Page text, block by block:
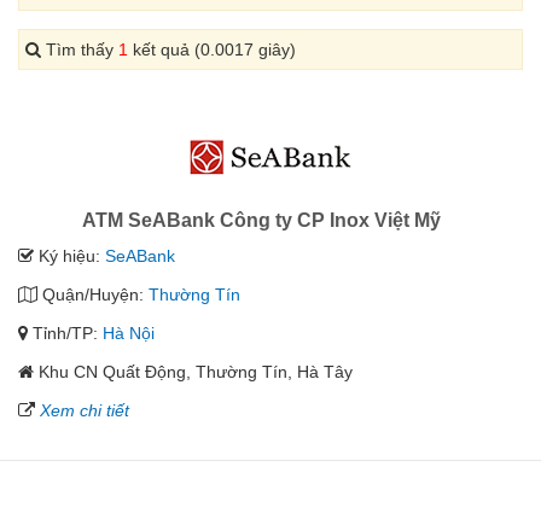
Tìm thấy 1 kết quả (0.0017 giây)
ATM SeABank Công ty CP Inox Việt Mỹ
Ký hiệu: SeABank
Quận/Huyện: Thường Tín
Tỉnh/TP: Hà Nội
Khu CN Quất Động, Thường Tín, Hà Tây
Xem chi tiết